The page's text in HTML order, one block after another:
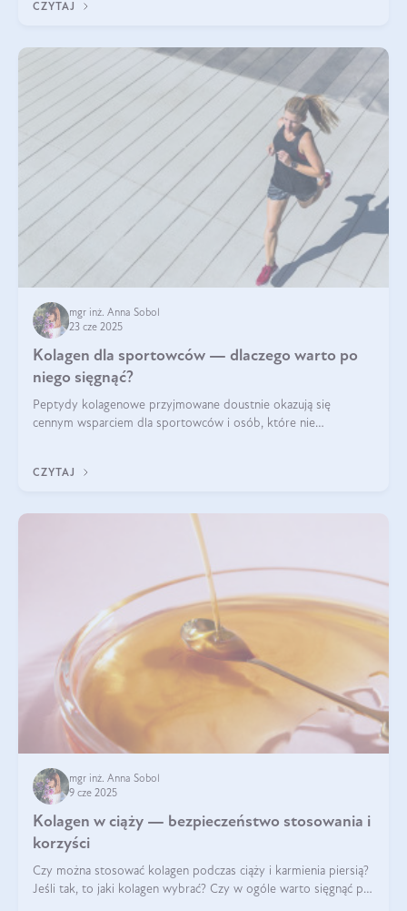
CZYTAJ
mgr inż. Anna Sobol
23 cze 2025
Kolagen dla sportowców — dlaczego warto po
niego sięgnąć?
Peptydy kolagenowe przyjmowane doustnie okazują się
cennym wsparciem dla sportowców i osób, które nie
CZYTAJ
mgr inż. Anna Sobol
9 cze 2025
Kolagen w ciąży — bezpieczeństwo stosowania i
korzyści
Czy można stosować kolagen podczas ciąży i karmienia piersią?
Jeśli tak, to jaki kolagen wybrać? Czy w ogóle warto sięgnąć po